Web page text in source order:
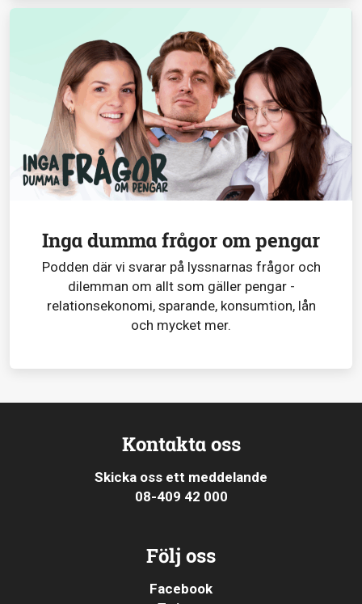
Inga dumma frågor om pengar
Podden där vi svarar på lyssnarnas frågor och
dilemman om allt som gäller pengar -
relationsekonomi, sparande, konsumtion, lån
och mycket mer.
Kontakta oss
Skicka oss ett meddelande
08-409 42 000
Följ oss
Facebook